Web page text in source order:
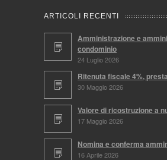
ARTICOLI RECENTI
Amministrazione e
condominio
24 Luglio 2026
Ritenuta fiscale 4%,
30 Maggio 2026
Valore di ricostruzione a
17 Maggio 2026
Nomina e conferma
16 Aprile 2026